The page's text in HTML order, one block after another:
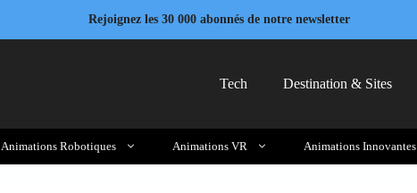
Rejoignez les 30 000 abonnés de notre newsletter
Tech Destination & Sites
Animations Robotiques Animations VR Animations Innovantes